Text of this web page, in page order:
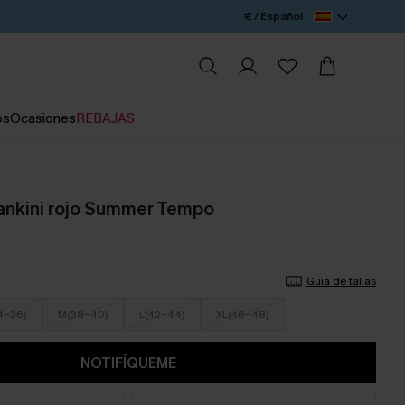
€ / Español
OcasionesREBAJAS
rojo Summer Tempo
Guía de tallas
36) M(38-40) L(42-44) XL(46-48)
NOTIFÍQUEME